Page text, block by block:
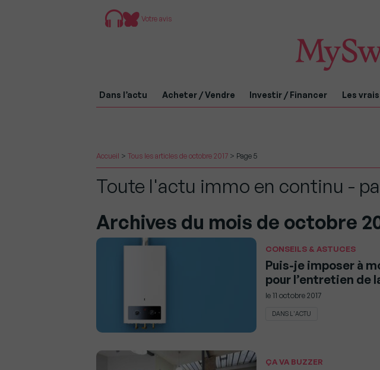
Votre avis
Dans l’actu Acheter / Vendre Investir / Financer Les
Accueil > Tous les articles de octobre 2017 > Page 5
Toute l'actu immo en continu -
Archives du mois de octobre
CONSEILS & ASTUCES
Puis-je imposer à
pour l’entretien de
le11 octobre 2017
DANS L'ACTU
ÇA VA BUZZER